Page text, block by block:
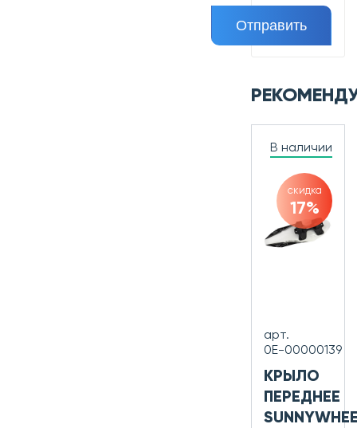
В наличии
скидка
17%
арт.
0Е-00000139
КРЫЛО
ПЕРЕДНЕЕ